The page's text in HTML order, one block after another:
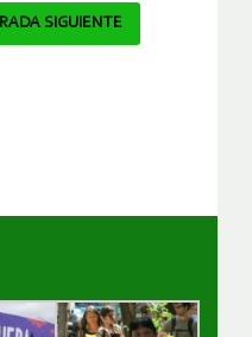
SIGUIENTE